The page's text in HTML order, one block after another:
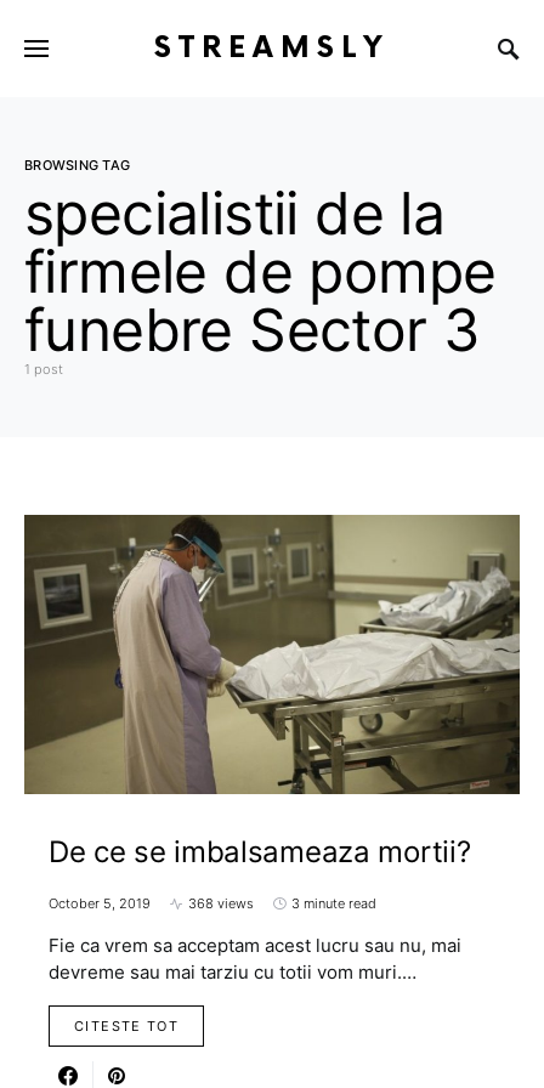
STREAMSLY
BROWSING TAG
specialistii de la
firmele de pompe
funebre Sector 3
1 post
De ce se imbalsameaza mortii?
October 5, 2019 368 views 3 minute read
Fie ca vrem sa acceptam acest lucru sau nu, mai
devreme sau mai tarziu cu totii vom muri.…
CITESTE TOT